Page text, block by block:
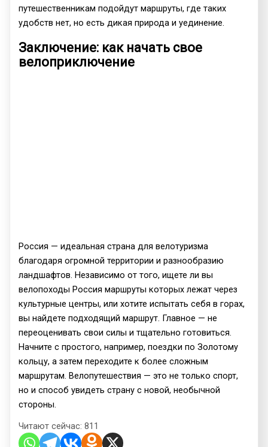
путешественникам подойдут маршруты, где таких
удобств нет, но есть дикая природа и уединение.
Заключение: как начать свое
велоприключение
Россия — идеальная страна для велотуризма
благодаря огромной территории и разнообразию
ландшафтов. Независимо от того, ищете ли вы
велопоходы Россия маршруты которых лежат через
культурные центры, или хотите испытать себя в горах,
вы найдете подходящий маршрут. Главное — не
переоценивать свои силы и тщательно готовиться.
Начните с простого, например, поездки по Золотому
кольцу, а затем переходите к более сложным
маршрутам. Велопутешествия — это не только спорт,
но и способ увидеть страну с новой, необычной
стороны.
Читают сейчас: 811